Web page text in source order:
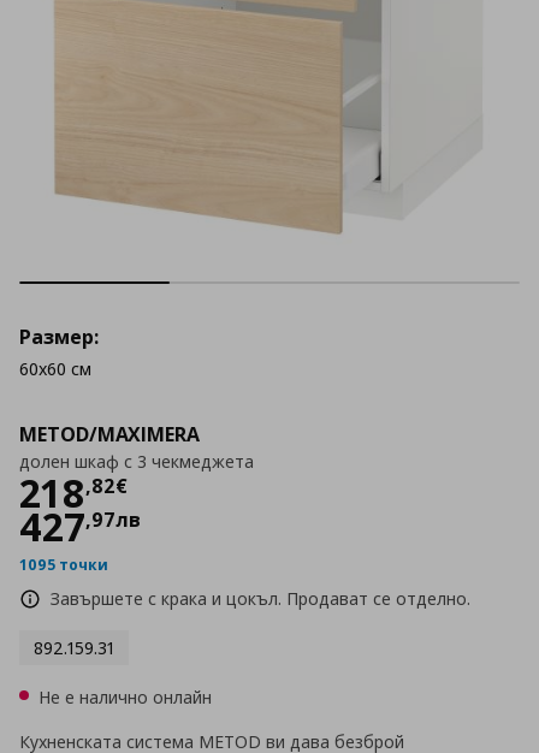
METOD/MAXIMERA
долен шкаф с 3 чекмеджета
218,82€
Цена
427,97лв
1095 точки
Завършете с крака и цокъл. Продават се отделно.
892.159.31
Размер:
60x60 см
Не е налично онлайн
Кухненската система METOD ви дава безброй